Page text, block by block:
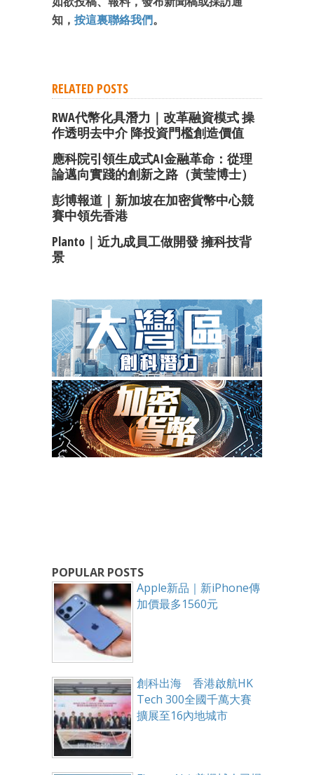
知， 按這裏聯絡我們。
RELATED POSTS
RWA代幣化具潛力｜改革融資模式 操
作透明去中介 降投資門檻創造價值
應科院引領生成式AI金融革命：從理
論邁向實踐的創新之路（黃莹博士）
彭博報道｜新加坡在加密貨幣中心競
賽中領先香港
Planto｜近九成員工做開發 擁科技背
景
POPULAR POSTS
Apple新品｜新iPhone傳
加價最多1560元
創科出海 香港啟航HK
Tech 300全國千萬大賽
擴展至16內地城市